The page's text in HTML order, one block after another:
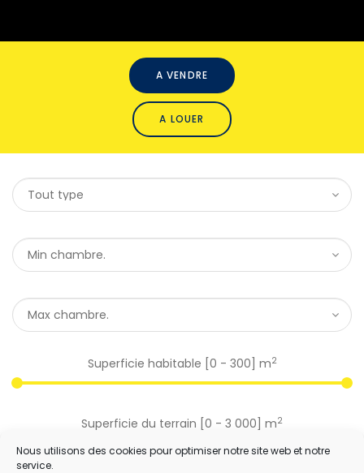
Nous utilisons des cookies pour optimiser notre site web et notre
service.
A VENDRE
A LOUER
Superficie habitable [ 0 - 300 ] m2
Superficie du terrain [ 0 - 3 000 ] m2